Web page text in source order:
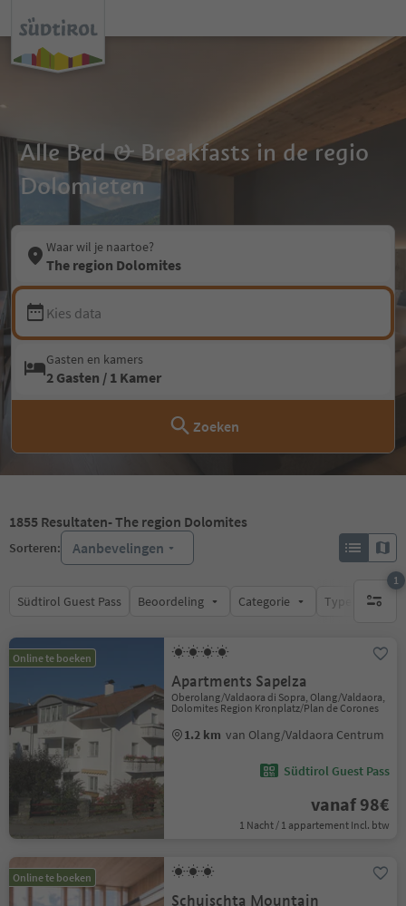
Alle Bed & Breakfasts in de regio
Dolomieten
Waar wil je naartoe?
The region Dolomites
Kies data
Gasten en kamers
2 Gasten / 1 Kamer
Zoeken
1855 Resultaten- The region Dolomites
Sorteren: Aanbevelingen
Südtirol Guest Pass Beoordeling Categorie Type catering
1
1
Online te boeken
Apartments Sapelza
Oberolang/Valdaora di Sopra, Olang/Valdaora,
Dolomites Region Kronplatz/Plan de Corones
1.2 km van Olang/Valdaora Centrum
Südtirol Guest Pass
vanaf 98€
1 Nacht / 1 appartement Incl. btw
Online te boeken
Schuischta Mountain